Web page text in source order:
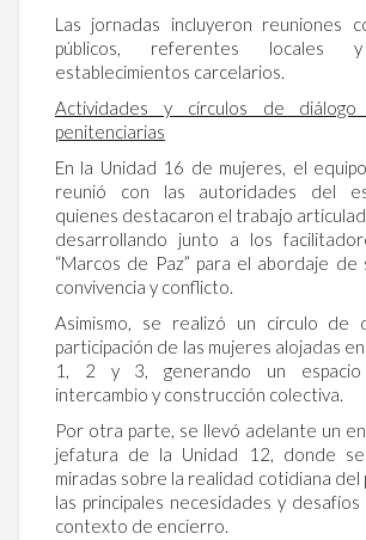
Las jornadas incluyeron reuniones
públicos, referentes
establecimientos carcelarios.
Actividades y círculos de diálogo
penitenciarias
En la Unidad 16 de mujeres, el
reunió con las autoridades del
quienes destacaron el trabajo
desarrollando junto a los
“Marcos de Paz” para el abordaje de
convivencia y conflicto.
Asimismo, se realizó un círculo de
participación de las mujeres alojadas
1, 2 y 3, generando un espacio
intercambio y construcción colectiva.
Por otra parte, se llevó adelante un
jefatura de la Unidad 12, donde se
miradas sobre la realidad cotidiana del
las principales necesidades y
contexto de encierro.